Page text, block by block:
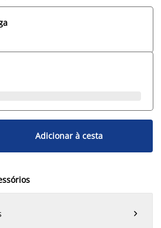
Adicionar à cesta
